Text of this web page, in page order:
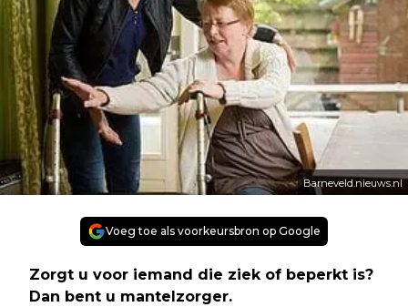
Barneveld.nieuws.nl
Voeg toe als voorkeursbron op Google
Zorgt u voor iemand die ziek of beperkt is?
Dan bent u mantelzorger.